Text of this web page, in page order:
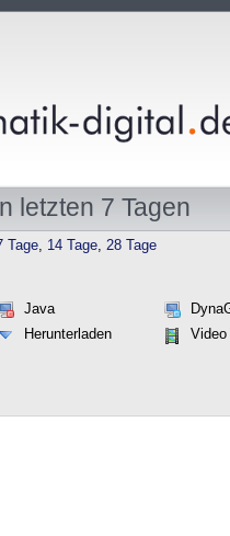
letzten 7 Tagen
Tage, 14 Tage, 28 Tage
Java
Herunterladen Video